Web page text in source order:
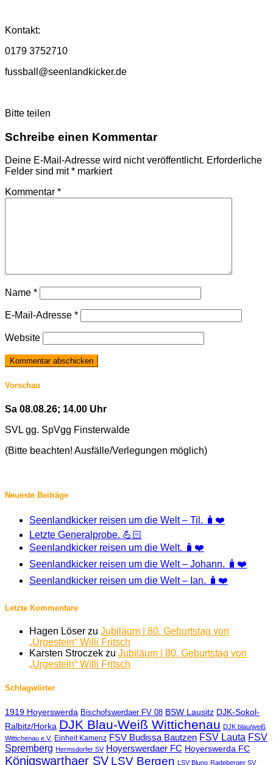
Kontakt:
0179 3752710
fussball@seenlandkicker.de
Bitte teilen
Schreibe einen Kommentar
Deine E-Mail-Adresse wird nicht veröffentlicht. Erforderliche
Felder sind mit* markiert
Kommentar *
Name *
E-Mail-Adresse *
Website
Vorschau
Sa 08.08.26; 14.00 Uhr
SVL gg. SpVgg Finsterwalde
(Bitte beachten! Ausfälle/Verlegungen möglich)
Neueste Beiträge
Seenlandkicker reisen um die Welt – Til. 🧳❤️
Letzte Generalprobe. 💪🏻
Seenlandkicker reisen um die Welt. 🧳❤️
Seenlandkicker reisen um die Welt – Johann. 🧳❤️
Seenlandkicker reisen um die Welt – Ian. 🧳❤️
Letzte Kommentare
Hagen Löser zu Jubiläum | 80. Geburtstag von
„Urgestein“ Willi Fritsch
Karsten Stroczek zu Jubiläum | 80. Geburtstag von
„Urgestein“ Willi Fritsch
Schlagwörter
1919 Hoyerswerda Bischofswerdaer FV 08 BSW Lausitz DJK-Sokol-
Ralbitz/Horka DJK Blau-Weiß Wittichenau DJK blau/weiß
Wittichenau e.V. Einheit Kamenz FSV Budissa Bautzen FSV Lauta FSV
Spremberg Hermsdorfer SV Hoyerswerdaer FC Hoyerswerda FC
Königswarthaer SV LSV Bergen LSV Bluno Radeberger SV